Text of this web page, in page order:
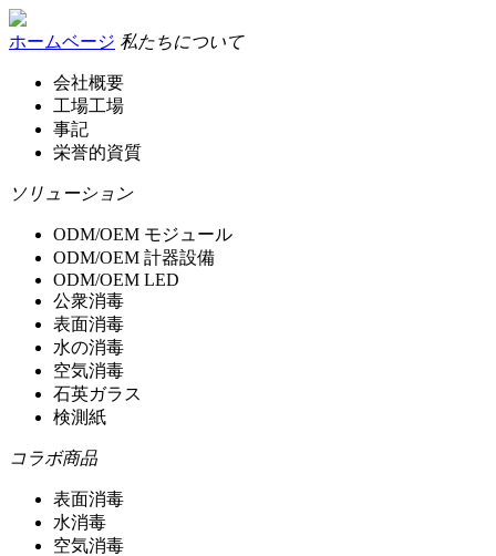
ホームベージ 私たちについて
会社概要
工場工場
事記
栄誉的資質
ソリューション
ODM/OEM モジュール
ODM/OEM 計器設備
ODM/OEM LED
公衆消毒
表面消毒
水の消毒
空気消毒
石英ガラス
検測紙
コラボ商品
表面消毒
水消毒
空気消毒